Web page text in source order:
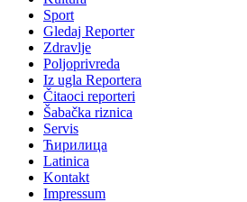
Sport
Gledaj Reporter
Zdravlje
Poljoprivreda
Iz ugla Reportera
Čitaoci reporteri
Šabačka riznica
Servis
Ћирилица
Latinica
Kontakt
Impressum